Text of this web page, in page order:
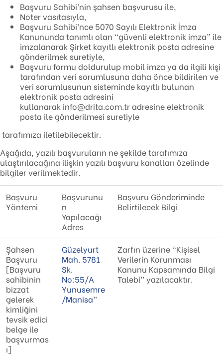
Başvuru Sahibi’nin şahsen başvurusu ile,
Noter vasıtasıyla,
Başvuru Sahibi’nce 5070 Sayılı Elektronik İmza
Kanununda tanımlı olan “güvenli elektronik imza” ile
imzalanarak Şirket kayıtlı elektronik posta adresine
gönderilmek suretiyle,
Başvuru formu doldurulup mobil imza ya da ilgili kişi
tarafından veri sorumlusuna daha önce bildirilen ve
veri sorumlusunun sisteminde kayıtlı bulunan
elektronik posta adresini
kullanarak info@drita.com.tr adresine elektronik
posta ile gönderilmesi suretiyle
tarafımıza iletilebilecektir.
Aşağıda, yazılı başvuruların ne şekilde tarafımıza
ulaştırılacağına ilişkin yazılı başvuru kanalları özelinde
bilgiler verilmektedir.
Başvuru
Yöntemi
Başvurunu
n
Yapılacağı
Adres
Başvuru Gönderiminde
Belirtilecek Bilgi
Şahsen
Başvuru
[Başvuru
sahibinin
bizzat
gelerek
kimliğini
tevsik edici
belge ile
başvurmas
ı]
Güzelyurt
Mah. 5781
Sk.
No:55/A
Yunusemre
/Manisa”
Zarfın üzerine “Kişisel
Verilerin Korunması
Kanunu Kapsamında Bilgi
Talebi” yazılacaktır.